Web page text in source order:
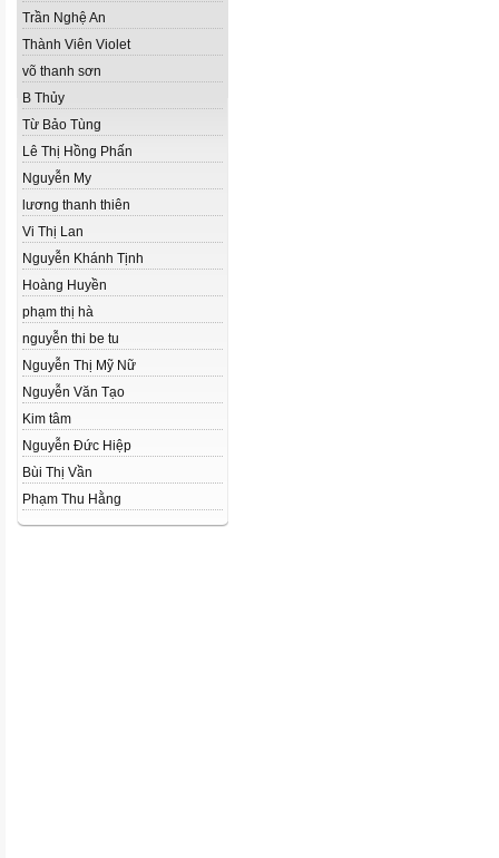
Trần Nghệ An
Thành Viên Violet
võ thanh sơn
B Thủy
Từ Bảo Tùng
Lê Thị Hồng Phấn
Nguyễn My
lương thanh thiên
Vi Thị Lan
Nguyễn Khánh Tịnh
Hoàng Huyền
phạm thị hà
nguyễn thi be tu
Nguyễn Thị Mỹ Nữ
Nguyễn Văn Tạo
Kim tâm
Nguyễn Đức Hiệp
Bùi Thị Vần
Phạm Thu Hằng